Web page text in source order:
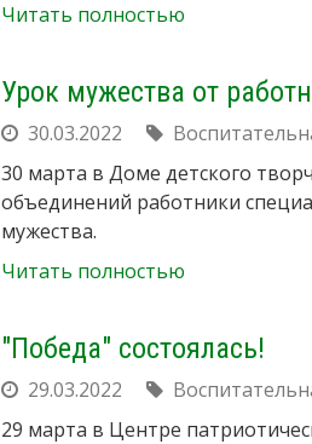
Читать полностью
Урок мужества от
30.03.2022
30 марта в Доме детского
объединений работники
мужества.
Читать полностью
"Победа" состоялась!
29.03.2022
29 марта в Центре